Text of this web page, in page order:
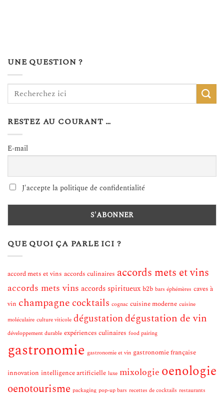
UNE QUESTION ?
RESTEZ AU COURANT …
E-mail
J'accepte la politique de confidentialité
QUE QUOI ÇA PARLE ICI ?
accord mets et vins accords culinaires accords mets et vins
accords mets vins accords spiritueux b2b bars éphémères caves à
vin champagne cocktails cognac cuisine moderne cuisine
moléculaire culture viticole dégustationdégustation de vin
développement durable expériences culinaires food pairing
gastronomie gastronomie et vin gastronomie française
innovation intelligence artificielle luxe mixologie oenologie
oenotourisme packaging pop-up bars recettes de cocktails restaurants